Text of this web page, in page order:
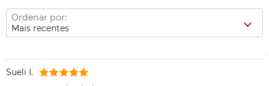
Ordenar por:
Mais recentes
Sueli I.